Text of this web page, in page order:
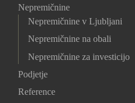
Nepremičnine
Nepremičnine v Ljubljani
Nepremičnine na obali
Nepremičnine za investicijo
Podjetje
Reference